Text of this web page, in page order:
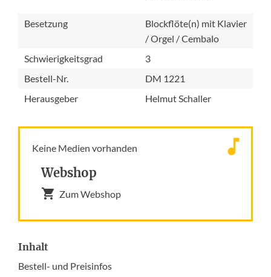
Besetzung
Blockflöte(n) mit Klavier
/ Orgel / Cembalo
Schwierigkeitsgrad
3
Bestell-Nr.
DM 1221
Herausgeber
Helmut Schaller
Keine Medien vorhanden
Webshop
Zum Webshop
Inhalt
Bestell- und Preisinfos